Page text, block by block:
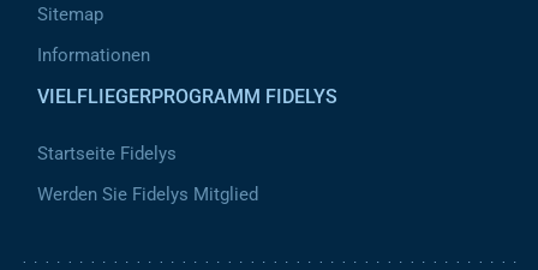
Sitemap
Informationen
VIELFLIEGERPROGRAMM FIDELYS
Startseite Fidelys
Werden Sie Fidelys Mitglied